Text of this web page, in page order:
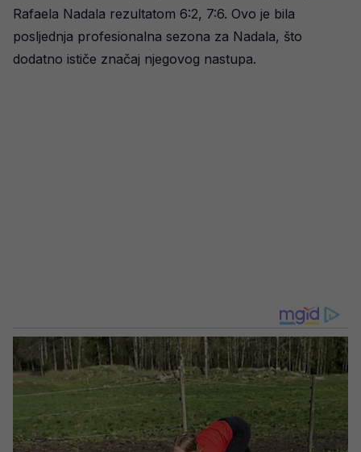
Rafaela Nadala rezultatom 6:2, 7:6. Ovo je bila
posljednja profesionalna sezona za Nadala, što
dodatno ističe značaj njegovog nastupa.